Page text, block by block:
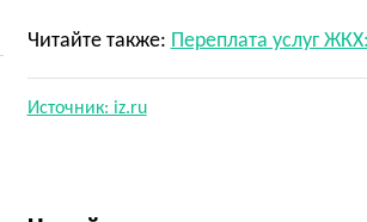
Читайте также: Переплата услуг
Источник: iz.ru